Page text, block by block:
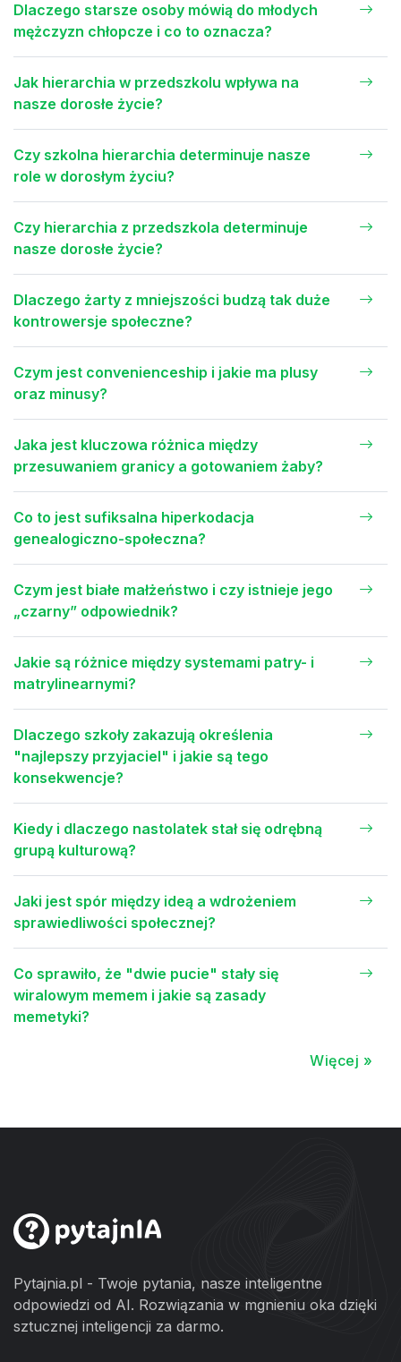
Dlaczego starsze osoby mówią do młodych
mężczyzn chłopcze i co to oznacza?
Jak hierarchia w przedszkolu wpływa na
nasze dorosłe życie?
Czy szkolna hierarchia determinuje nasze
role w dorosłym życiu?
Czy hierarchia z przedszkola determinuje
nasze dorosłe życie?
Dlaczego żarty z mniejszości budzą tak duże
kontrowersje społeczne?
Czym jest convenienceship i jakie ma plusy
oraz minusy?
Jaka jest kluczowa różnica między
przesuwaniem granicy a gotowaniem żaby?
Co to jest sufiksalna hiperkodacja
genealogiczno-społeczna?
Czym jest białe małżeństwo i czy istnieje jego
„czarny” odpowiednik?
Jakie są różnice między systemami patry- i
matrylinearnymi?
Dlaczego szkoły zakazują określenia
"najlepszy przyjaciel" i jakie są tego
konsekwencje?
Kiedy i dlaczego nastolatek stał się odrębną
grupą kulturową?
Jaki jest spór między ideą a wdrożeniem
sprawiedliwości społecznej?
Co sprawiło, że "dwie pucie" stały się
wiralowym memem i jakie są zasady
memetyki?
Więcej »
Pytajnia.pl - Twoje pytania, nasze inteligentne
odpowiedzi od AI. Rozwiązania w mgnieniu oka dzięki
sztucznej inteligencji za darmo.